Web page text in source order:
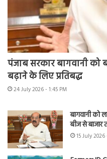
पंजाब सरकार बागवानी
बढ़ाने के लिए प्रतिबद्ध
24 July 2026 - 1:45 PM
बागवानी को
बीज से बाजार
15 July 2026